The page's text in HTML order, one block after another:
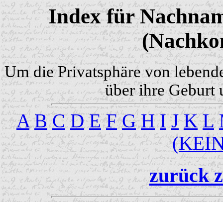
Index für
Um die Privatsphäre von
über ihre Geburt
A B C D E F G H I J K L
zurück